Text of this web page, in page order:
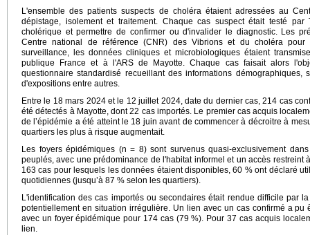
L'ensemble des patients suspects de choléra étaient adressées au
dépistage, isolement et traitement. Chaque cas suspect était testé
cholérique et permettre de confirmer ou d'invalider le diagnostic. Les
Centre national de référence (CNR) des Vibrions et du choléra
surveillance, les données cliniques et microbiologiques étaient
publique France et à l'ARS de Mayotte. Chaque cas faisait alors
questionnaire standardisé recueillant des informations
d'expositions entre autres.
Entre le 18 mars 2024 et le 12 juillet 2024, date du dernier cas, 214 cas
été détectés à Mayotte, dont 22 cas importés. Le premier cas acquis
de l’épidémie a été atteint le 18 juin avant de commencer à décroitre à
quartiers les plus à risque augmentait.
Les foyers épidémiques (n = 8) sont survenus quasi-exclusivement
peuplés, avec une prédominance de l'habitat informel et un accès restreint
163 cas pour lesquels les données étaient disponibles, 60 % ont déclaré
quotidiennes (jusqu’à 87 % selon les quartiers).
L'identification des cas importés ou secondaires était rendue difficile par
potentiellement en situation irrégulière. Un lien avec un cas confirmé a
avec un foyer épidémique pour 174 cas (79 %). Pour 37 cas acquis
lien.